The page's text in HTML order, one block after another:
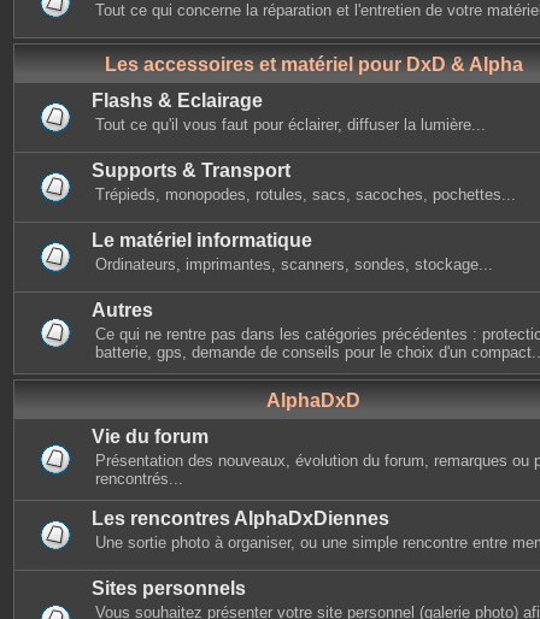
Tout ce qui concerne la réparation et l'entretien de votre
Les accessoires et matériel pour DxD & Alpha
Flashs & Eclairage
Tout ce qu'il vous faut pour éclairer, diffuser la lumière...
Supports & Transport
Trépieds, monopodes, rotules, sacs, sacoches, pochettes...
Le matériel informatique
Ordinateurs, imprimantes, scanners, sondes, stockage...
Autres
Ce qui ne rentre pas dans les catégories précédentes :
batterie, gps, demande de conseils pour le choix d'un
AlphaDxD
Vie du forum
Présentation des nouveaux, évolution du forum, remarques ou
rencontrés...
Les rencontres AlphaDxDiennes
Une sortie photo à organiser, ou une simple rencontre entre
Sites personnels
Vous souhaitez présenter votre site personnel (galerie photo)